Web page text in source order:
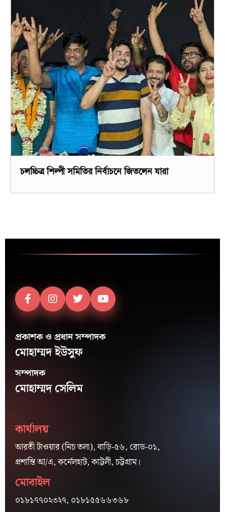
চলচ্চিত্র শিল্পী সমিতির নির্বাচনে জিতলেন যারা
প্রকাশক ও প্রধান সম্পাদক
মোহাম্মদ ইউসুফ
সম্পাদক
মোহাম্মদ সেলিম
কার্যালয়
আরতী টাওয়ার (নিচ তলা), বাড়ি-৫৬, রোড-০১,
প্রশান্তি আ/এ, কর্নেলহাট, কাট্টলী, চট্টগ্রাম।
মোবাইল
০১৮১৭৭০২৩২৭, ০১৮১৫৫৬৬৩৬৮